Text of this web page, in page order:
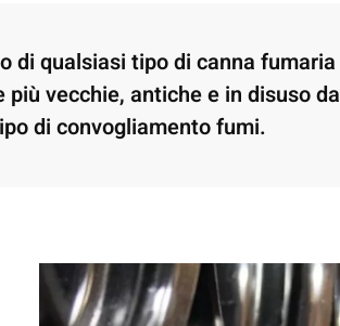
di qualsiasi tipo di canna fumaria
vecchie, antiche e in disuso da
di convogliamento fumi.